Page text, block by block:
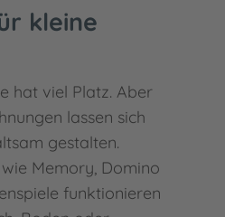
kleine
hat viel Platz. Aber
lassen sich
gestalten.
Memory, Domino
funktionieren